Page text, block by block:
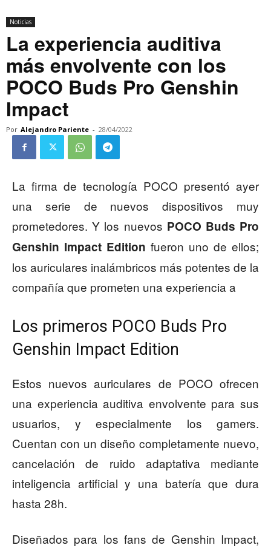
Noticias
La experiencia auditiva
más envolvente con los
POCO Buds Pro Genshin
Impact
Por Alejandro Pariente - 28/04/2022
La firma de tecnología POCO presentó ayer
una serie de nuevos dispositivos muy
prometedores. Y los nuevos POCO Buds Pro
Genshin Impact Edition fueron uno de ellos;
los auriculares inalámbricos más potentes de la
compañía que prometen una experiencia a
Los primeros POCO Buds Pro
Genshin Impact Edition
Estos nuevos auriculares de POCO ofrecen
una experiencia auditiva envolvente para sus
usuarios, y especialmente los gamers.
Cuentan con un diseño completamente nuevo,
cancelación de ruido adaptativa mediante
inteligencia artificial y una batería que dura
hasta 28h.
Diseñados para los fans de Genshin Impact,